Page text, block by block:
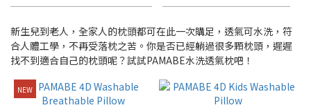
MIMOS
(5)
PAMABE
(2)
新生兒到老人，全家人的枕頭都可在此一次購足，透氣可水洗，符
合人體工學，不再受落枕之苦。你是否已經躺過很多顆枕頭，遲遲
找不到適合自己的枕頭呢？試試PAMABE水洗透氣枕吧！
NEW